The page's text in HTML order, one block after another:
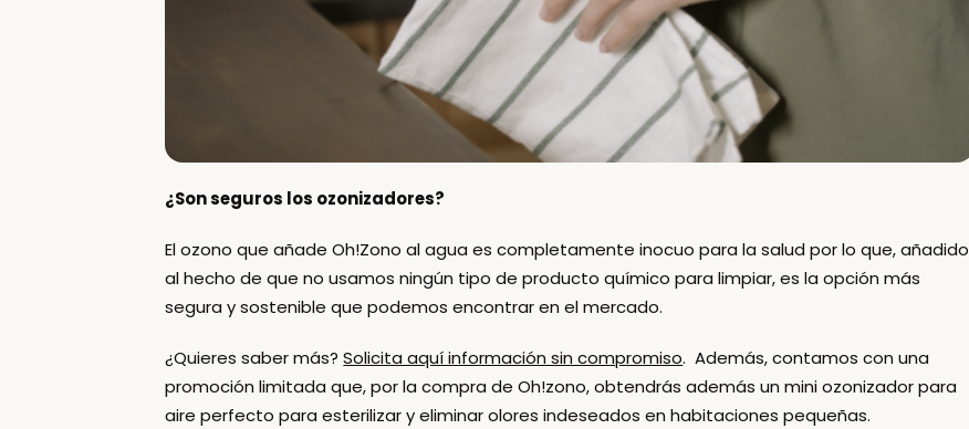
¿Son seguros los ozonizadores?
El ozono que añade Oh!Zono al aguaes completamente inocuo para la saludpor lo que, añadido
al hecho de que no usamos ningún tipo de producto químico para limpiar, es la opción más
segura y sostenible que podemos encontrar en el mercado.
¿Quieres saber más?Solicita aquí información sin compromiso. Además, contamos con una
promoción limitada que, por la compra de Oh!zono,obtendrás además un mini ozonizador para
aire perfecto para esterilizar y eliminar olores indeseados en habitaciones pequeñas.